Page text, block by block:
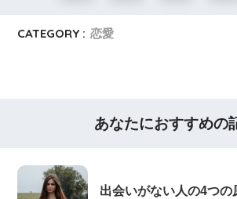
CATEGORY : 恋愛
あなたにおすすめの
出会いがない人の4つ